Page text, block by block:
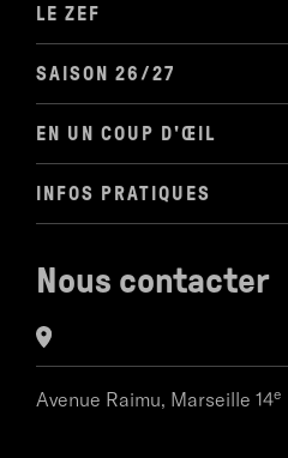
LE ZEF
SAISON 26/27
EN UN COUP D'ŒIL
INFOS PRATIQUES
Nous contacter
Avenue Raimu, Marseille 14e